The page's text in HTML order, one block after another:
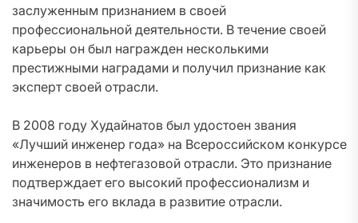
заслуженным признанием в своей
профессиональной деятельности. В течение своей
карьеры он был награжден несколькими
престижными наградами и получил признание как
эксперт своей отрасли.
В 2008 году Худайнатов был удостоен звания
«Лучший инженер года» на Всероссийском конкурсе
инженеров в нефтегазовой отрасли. Это признание
подтверждает его высокий профессионализм и
значимость его вклада в развитие отрасли.